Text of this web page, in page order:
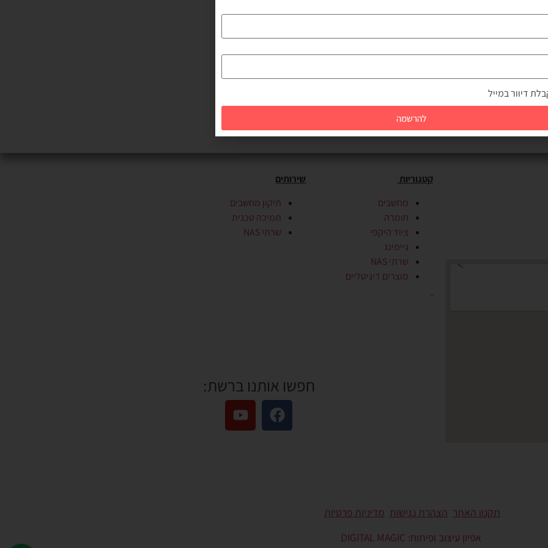
הוספה לסל
קטגוריות
מחשבים
חומרה
ציוד היקפי
גיימינג
שרתי NAS
מוצרים דיגיטליים
שירותים
תיקון מחשבים
תמיכה טכנית
שרתי NAS
חפשו אותנו ברשת:
תקנון האתר הצהרת נגישות מדיניות פרטיות
אפיון עיצוב ופיתוח: DIGITAL MAGIC
דיוור במייל
להרשמה